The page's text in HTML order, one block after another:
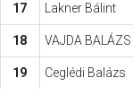
17 Lakner Bálint
18 VAJDA BALÁZS
19 Ceglédi Balázs